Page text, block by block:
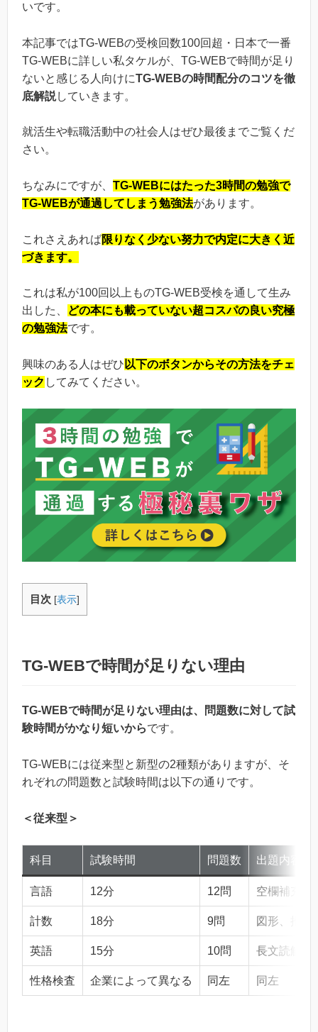
いです。
本記事ではTG-WEBの受検回数100回超・日本で一番
TG-WEBに詳しい私タケルが、TG-WEBで時間が足り
ないと感じる人向けにTG-WEBの時間配分のコツを徹
底解説していきます。
就活生や転職活動中の社会人はぜひ最後までご覧くだ
さい。
ちなみにですが、 TG-WEBにはたった3時間の勉強で
TG-WEBが通過してしまう勉強法があります。
これさえあれば限りなく少ない努力で内定に大きく近
づきます。
これは私が100回以上ものTG-WEB受検を通して生み
出した、
どの本にも載っていない超コスパの良い究極
の勉強法です。
興味のある人はぜひ 以下のボタンからその方法をチェ
ック してみてください。
目次 [表示]
TG-WEBで時間が足りない理由
TG-WEBで時間が足りない理由は、問題数に対して試
験時間がかなり短いからです。
TG-WEBには従来型と新型の2種類がありますが、そ
れぞれの問題数と試験時間は以下の通りです。
＜従来型＞
科目 試験時間 問題数 出題内容
言語 12分 12問 空欄補充、
計数 18分 9問 図形、推論
英語 15分 10問 長文読解
性格検査 企業によって異なる 同左 同左